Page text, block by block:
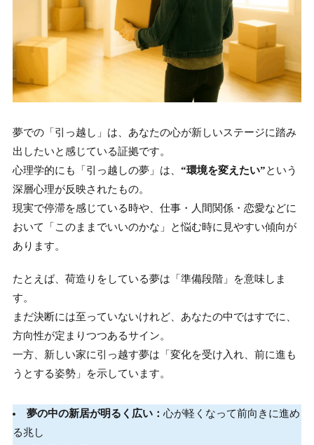
夢での「引っ越し」は、あなたの心が新しいステージに踏み
出したいと感じている証拠です。
心理学的にも「引っ越しの夢」は、 “環境を変えたい”という
深層心理が反映されたもの。
現実で停滞を感じている時や、仕事・人間関係・恋愛などに
おいて「このままでいいのかな」と悩む時に見やすい傾向が
あります。
たとえば、荷造りをしている夢は「準備段階」を意味しま
す。
まだ決断には至っていないけれど、あなたの中ではすでに、
方向性が定まりつつあるサイン。
一方、新しい家に引っ越す夢は「変化を受け入れ、前に進も
うとする姿勢」を示しています。
夢の中の新居が明るく広い： 心が軽くなって前向きに進め
る兆し